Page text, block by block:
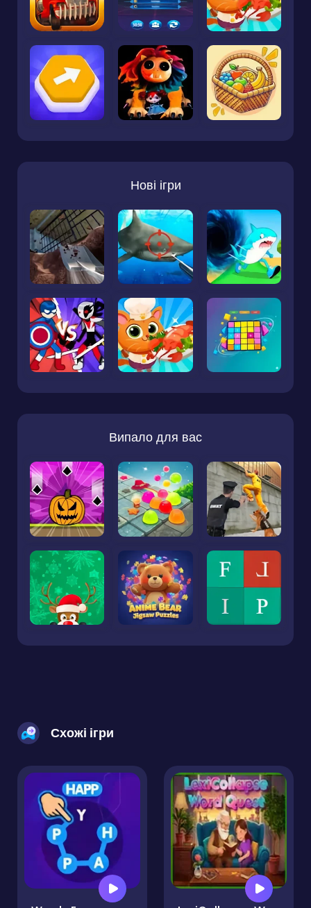
Нові ігри
Випало для вас
Схожі ігри